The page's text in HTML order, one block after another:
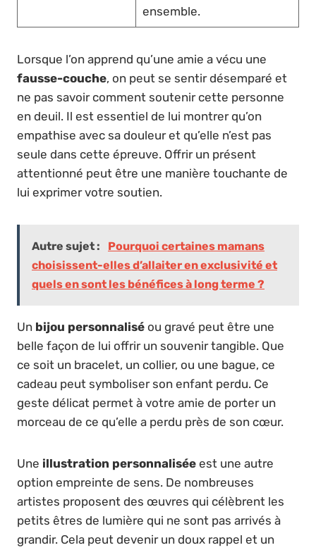
ensemble.
Lorsque l’on apprend qu’une amie a vécu une
fausse-couche, on peut se sentir désemparé et
ne pas savoir comment soutenir cette personne
en deuil. Il est essentiel de lui montrer qu’on
empathise avec sa douleur et qu’elle n’est pas
seule dans cette épreuve. Offrir un présent
attentionné peut être une manière touchante de
lui exprimer votre soutien.
Autre sujet :
Pourquoi certaines mamans
choisissent-elles d’allaiter en exclusivité et
quels en sont les bénéfices à long terme ?
Un bijou personnalisé ou gravé peut être une
belle façon de lui offrir un souvenir tangible. Que
ce soit un bracelet, un collier, ou une bague, ce
cadeau peut symboliser son enfant perdu. Ce
geste délicat permet à votre amie de porter un
morceau de ce qu’elle a perdu près de son cœur.
Une illustration personnalisée est une autre
option empreinte de sens. De nombreuses
artistes proposent des œuvres qui célèbrent les
petits êtres de lumière qui ne sont pas arrivés à
grandir. Cela peut devenir un doux rappel et un